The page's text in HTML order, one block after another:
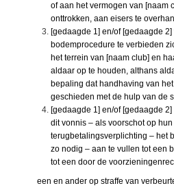
of aan het vermogen van [naam
onttrokken, aan eisers te
[gedaagde 1] en/of [gedaagde
bodemprocedure te verbieden
het terrein van [naam club] en
aldaar op te houden, althans
bepaling dat handhaving van
geschieden met de hulp van de
[gedaagde 1] en/of [gedaagde
dit vonnis – als voorschot op
terugbetalingsverplichting – het
zo nodig – aan te vullen tot een
tot een door de
een en ander op straffe van